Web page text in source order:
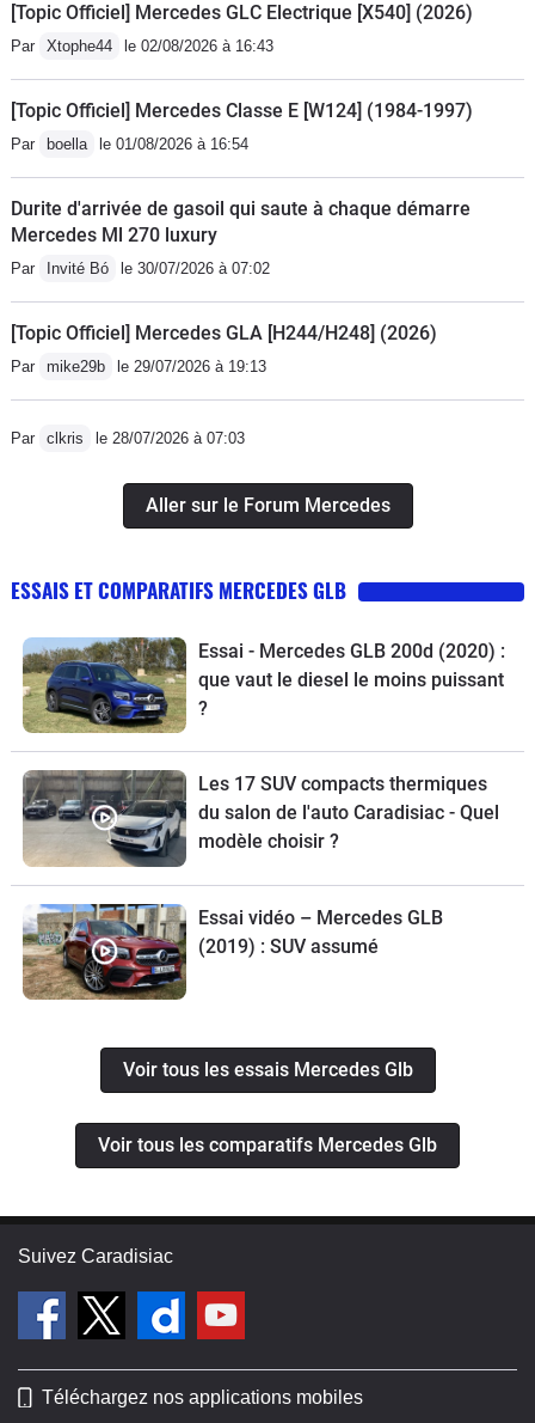
[Topic Officiel] Mercedes GLC Electrique [X540] (2026)
Par Xtophe44 le 02/08/2026 à 16:43
[Topic Officiel] Mercedes Classe E [W124] (1984-1997)
Par boella le 01/08/2026 à 16:54
Durite d'arrivée de gasoil qui saute à chaque démarre
Mercedes Ml 270 luxury
Par Invité Bó le 30/07/2026 à 07:02
[Topic Officiel] Mercedes GLA [H244/H248] (2026)
Par mike29b le 29/07/2026 à 19:13
Par clkris le 28/07/2026 à 07:03
Aller sur le Forum Mercedes
ESSAIS ET COMPARATIFS MERCEDES GLB
Essai - Mercedes GLB 200d (2020) :
que vaut le diesel le moins puissant
?
Les 17 SUV compacts thermiques
du salon de l'auto Caradisiac - Quel
modèle choisir ?
Essai vidéo – Mercedes GLB
(2019) : SUV assumé
Voir tous les essais Mercedes Glb
Voir tous les comparatifs Mercedes Glb
Suivez Caradisiac
Téléchargez nos applications mobiles